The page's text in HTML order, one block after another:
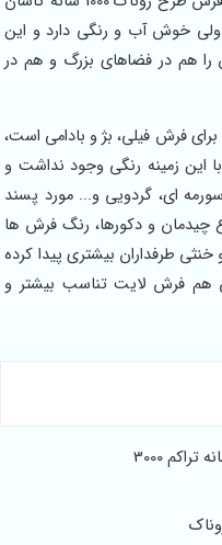
خوش آب و رنگی دارد و این
در فضاهای بزرگ و هم در
فرش فیلی، بژ و بادامی است،
زمینه رنگی وجود نداشت و
ای، گردویی و... مورد پسند
و دکورها، رنگ فرش ها
طرفداران بیشتری پیدا کرده
فرش لایت تناسب بیشتر و